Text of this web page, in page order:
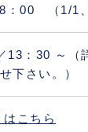
：00 （1/1
13：30 ～（
下さい。）
はこちら